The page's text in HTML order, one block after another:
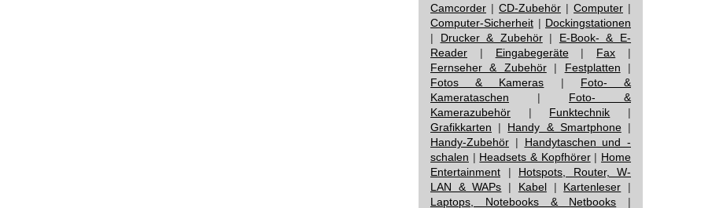
Camcorder | CD-Zubehör | Computer |
Computer-Sicherheit | Dockingstationen
| Drucker & Zubehör| E-Book- & E-
Reader | Eingabegeräte| Fax |
Fernseher & Zubehör| Festplatten |
Fotos & Kameras | Foto- &
Kamerataschen | Foto- &
Kamerazubehör | Funktechnik |
Grafikkarten | Handy & Smartphone|
Handy-Zubehör | Handytaschen und -
schalen | Headsets & Kopfhörer| Home
Entertainment | Hotspots, Router, W-
LAN & WAPs | Kabel| Kartenleser |
Laptops, Notebooks & Netbooks |